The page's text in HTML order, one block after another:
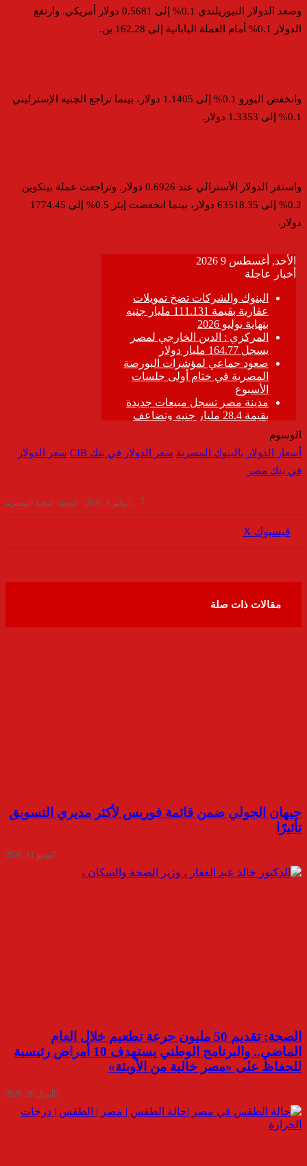
وصعد الدولار النيوزيلندي 0.1% إلى 0.5681 دولار أمريكي. وارتفع
الدولار 0.1% أمام العملة اليابانية إلى 162.28 ين.
وانخفض اليورو 0.1% إلى 1.1405 دولار، بينما تراجع الجنيه الإسترليني
0.1% إلى 1.3353 دولار.
واستقر الدولار الأسترالي عند 0.6926 دولار. وتراجعت عملة بيتكوين
0.2% إلى 63518.35 دولار، بينما انخفضت إيثر 0.5% إلى 1774.45
دولار.
الوسوم
أسعار الدولار بالبنوك المصرية سعر الدولار في بنك CIB
سعر الدولار
في بنك مصر
مجلة النخبة المصرية يوليو 8, 2026 5
فيسبوك ‫X
مقالات ذات صلة
جيهان الجولي ضمن قائمة فوربس لأكثر مديري التسويق
تأثيرًا
يونيو 11, 2026
الصحة: تقديم 50 مليون جرعة تطعيم خلال العام
الماضي.. والبرنامج الوطني يستهدف 10 أمراض رئيسية
للحفاظ على «مصر خالية من الأوبئة»
أبريل 26, 2026